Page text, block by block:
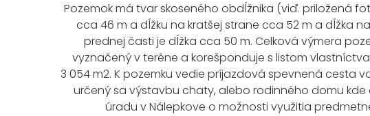
Pozemok má tvar skoseného obdĺžnika (viď. priložená
cca 46 m a dĺžku na kratšej strane cca 52 m a dĺžka
prednej časti je dĺžka cca 50 m. Celková výmera
vyznačený v teréne a korešponduje s listom
3 054 m2. K pozemku vedie príjazdová spevnená cesta
určený sa výstavbu chaty, alebo rodinného domu
úradu v Nálepkove o možnosti využitia